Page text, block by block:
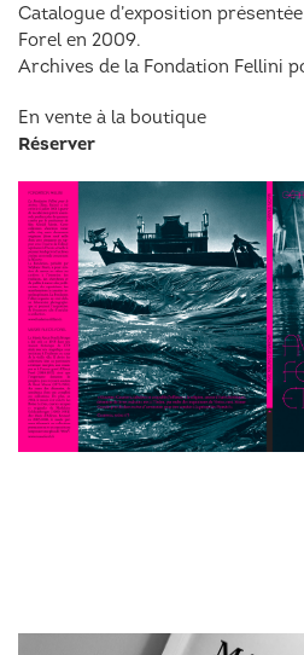
Catalogue d’exposition
Forel en 2009.
Archives de la Fondation Fellini
En vente à la boutique
Réserver